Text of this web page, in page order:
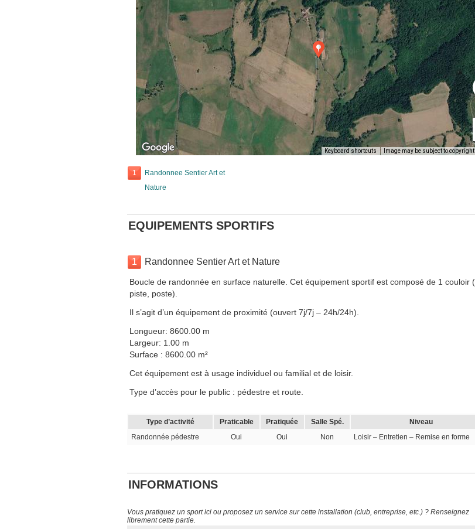
Keyboard shortcuts Image may be subject to copyright
1
Randonnee Sentier Art et
Nature
EQUIPEMENTS SPORTIFS
1 Randonnee Sentier Art et Nature
Boucle de randonnée en surface naturelle. Cet équipement sportif est composé de 1 couloir
piste, poste).
Il s’agit d’un équipement de proximité (ouvert 7j/7j – 24h/24h).
Longueur: 8600.00 m
Largeur: 1.00 m
Surface : 8600.00 m²
Cet équipement est à usage individuel ou familial et de loisir.
Type d’accès pour le public : pédestre et route.
Type d’activité Praticable Pratiquée Salle Spé.
Niveau
Randonnée pédestre
Oui Oui Non Loisir – Entretien – Remise en forme
INFORMATIONS
Vous pratiquez un sport ici ou proposez un service sur cette installation (club, entreprise, etc.) ? Renseignez
librement cette partie.